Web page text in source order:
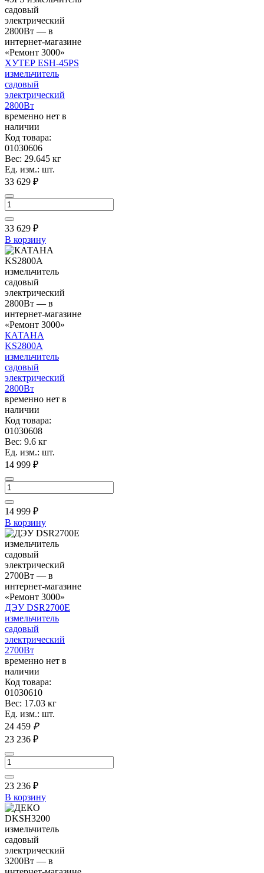
ХУТЕР ESH-45PS
измельчитель
садовый
электрический
2800Вт
временно нет в
наличии
Код товара:
01030606
Вес: 29.645 кг
Ед. изм.: шт.
33 629 ₽
33 629 ₽
В корзину
КАТАНА
KS2800A
измельчитель
садовый
электрический
2800Вт
временно нет в
наличии
Код товара:
01030608
Вес: 9.6 кг
Ед. изм.: шт.
14 999 ₽
14 999 ₽
В корзину
ДЭУ DSR2700E
измельчитель
садовый
электрический
2700Вт
временно нет в
наличии
Код товара:
01030610
Вес: 17.03 кг
Ед. изм.: шт.
24 459 ₽
23 236 ₽
23 236 ₽
В корзину